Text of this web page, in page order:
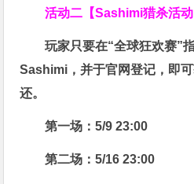
活动二【Sashimi猎杀活动
玩家只要在“全球狂欢赛”
Sashimi，并于官网登记，即
还。
第一场：5/9 23:00
第二场：5/16 23:00